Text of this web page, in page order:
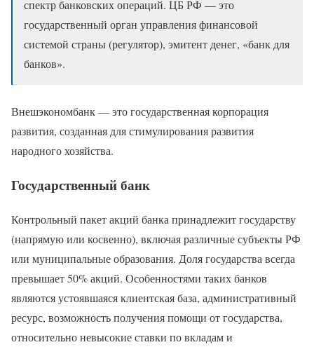
спектр банковских операций. ЦБ РФ — это
государственный орган управления финансовой
системой страны (регулятор), эмитент денег, «банк для
банков».
Внешэкономбанк — это государственная корпорация
развития, созданная для стимулирования развития
народного хозяйства.
Государственный банк
Контрольный пакет акций банка принадлежит государству
(напрямую или косвенно), включая различные субъекты РФ
или муниципальные образования. Доля государства всегда
превышает 50% акций. Особенностями таких банков
являются устоявшаяся клиентская база, административный
ресурс, возможность получения помощи от государства,
относительно невысокие ставки по вкладам и